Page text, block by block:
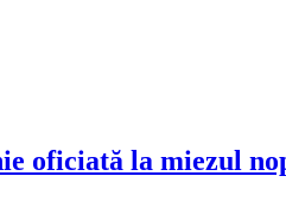
oficiată la miezul